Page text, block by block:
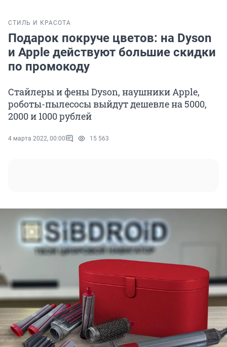
СТИЛЬ И КРАСОТА
Подарок покруче цветов: на Dyson
и Apple действуют большие скидки
по промокоду
Стайлеры и фены Dyson, наушники Apple,
роботы-пылесосы выйдут дешевле на 5000,
2000 и 1000 рублей
4 марта 2022, 00:00 15 563